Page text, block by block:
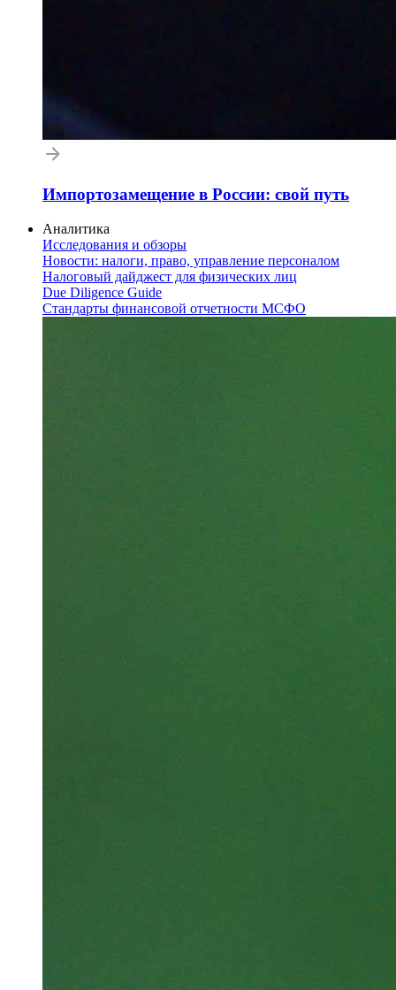
Импортозамещение в России: свой путь
Аналитика
Исследования и обзоры
Новости: налоги, право, управление персоналом
Налоговый дайджест для физических лиц
Due Diligence Guide
Стандарты финансовой отчетности МСФО